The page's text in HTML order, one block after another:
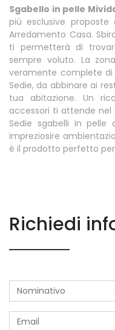
Sgabello in pelle
più esclusive
Arredamento Casa.
ti permetterà di
sempre voluto. La
veramente complete
Sedie, da abbinare ai
tua abitazione. Un
accessori ti attende nel
Sedie sgabelli in pelle
impreziosire
è il prodotto perfetto
Richiedi